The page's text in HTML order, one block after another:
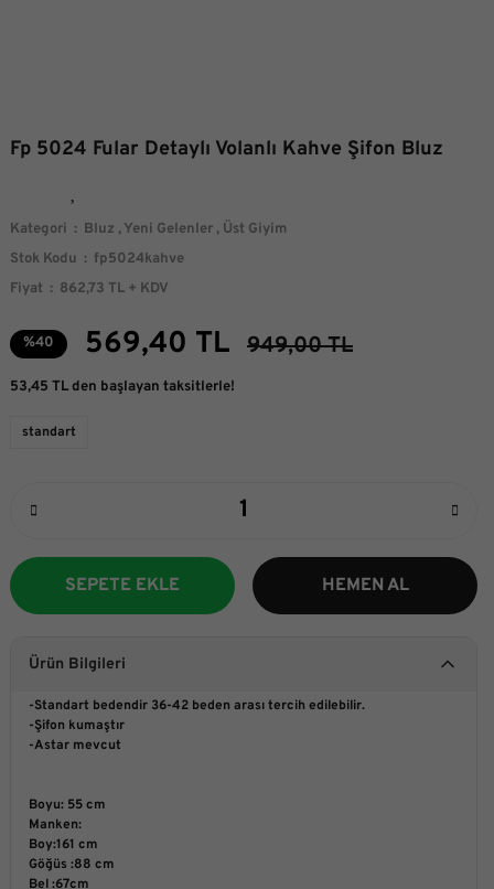
Fp 5024 Fular Detaylı Volanlı Kahve Şifon Bluz
Kategori Bluz ,Yeni Gelenler , Üst Giyim
Stok Kodu
fp5024kahve
Fiyat
862,73 TL + KDV
%40 569,40 TL 949,00 TL
53,45 TL den başlayan taksitlerle!
standart
SEPETE EKLE HEMEN AL
Ürün Bilgileri
-Standart bedendir 36-42 beden arası tercih edilebilir.
-Şifon kumaştır
-Astar mevcut
Boyu: 55 cm
Manken:
Boy:161 cm
Göğüs :88 cm
Bel :67cm